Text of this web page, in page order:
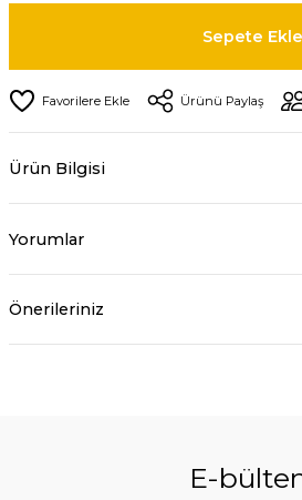
Sepete Ekle
Ürünü Paylaş
Ürün Bilgisi
Yorumlar
Önerileriniz
E-